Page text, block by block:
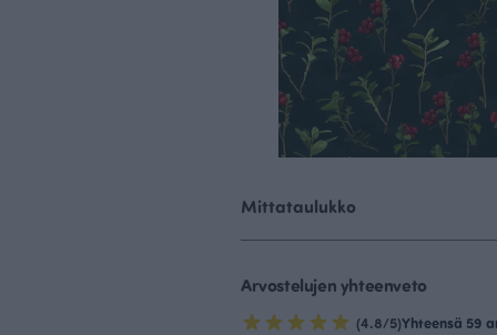
Mittataulukko
Arvostelujen yhteenveto
(4.8/5)Yhteensä 59